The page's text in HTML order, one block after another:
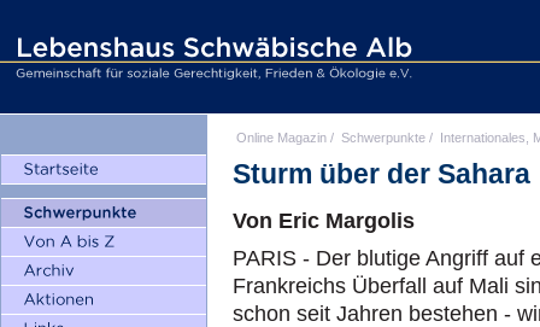
Online Magazin / Schwerpunkte / Internationales,
Sturm über der Sahara
Von Eric Margolis
PARIS - Der blutige Angriff auf
Frankreichs Überfall auf Mali
schon seit Jahren bestehen -